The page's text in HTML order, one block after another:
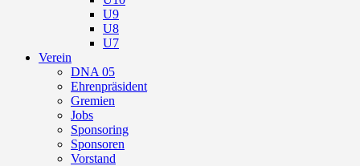
U9
U8
U7
Verein
DNA 05
Ehrenpräsident
Gremien
Jobs
Sponsoring
Sponsoren
Vorstand